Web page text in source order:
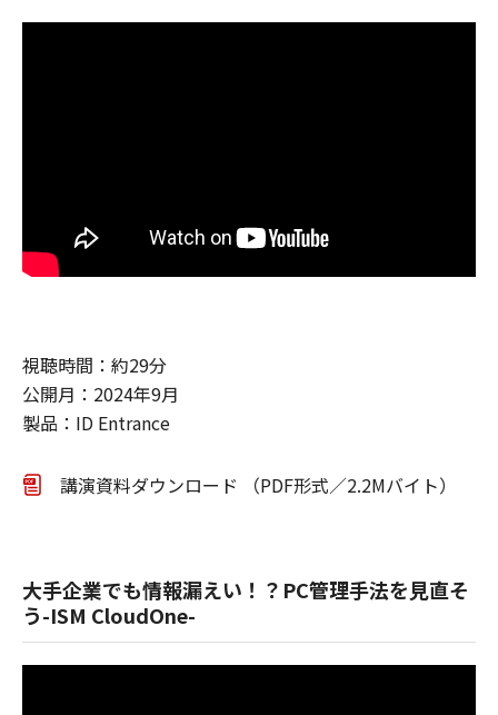
視聴時間：約29分
公開月：2024年9月
製品：ID Entrance
講演資料ダウンロード （PDF形式／2.2Mバイト）
大手企業でも情報漏えい！？PC管理手法を見直そ
う-ISM CloudOne-